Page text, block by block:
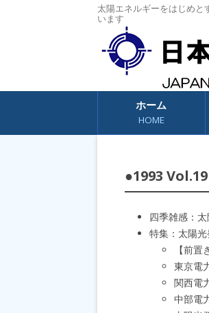
太陽エネルギーをはじめ
います
コンテンツへスキップ
ホーム
HOME
●1993
四季雑感：
特集：太陽
【前
東京電
関西電
中部電